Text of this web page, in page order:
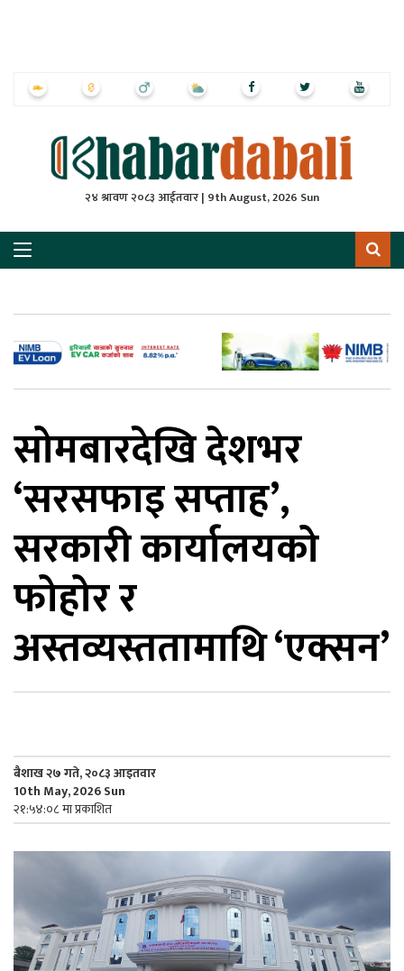
२४ श्रावण २०८३ आईतवार | 9th August, 2026 Sun
सोमबारदेखि देशभर
‘सरसफाइ सप्ताह’,
सरकारी कार्यालयको
फोहोर र
अस्तव्यस्ततामाथि ‘एक्सन’
बैशाख २७ गते, २०८३ आइतवार
10th May, 2026 Sun
२१:५४:०८ मा प्रकाशित